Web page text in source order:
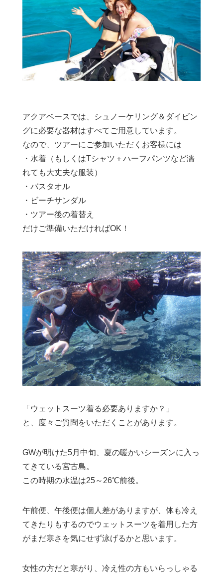
アクアベースでは、シュノーケリング＆ダイビン
グに必要な器材はすべてご用意しています。
なので、ツアーにご参加いただくお客様には
・水着（もしくはTシャツ＋ハーフパンツなど濡
れても大丈夫な服装）
・バスタオル
・ビーチサンダル
・ツアー後の着替え
だけご準備いただければOK！
「ウェットスーツ着る必要ありますか？」
と、度々ご質問をいただくことがあります。
GWが明けた5月中旬、夏の暖かいシーズンに入っ
てきている宮古島。
この時期の水温は25～26℃前後。
午前便、午後便は個人差がありますが、体も冷え
てきたりもするのでウェットスーツを着用した方
がまだ寒さを気にせず泳げるかと思います。
女性の方だと寒がり、冷え性の方もいらっしゃる